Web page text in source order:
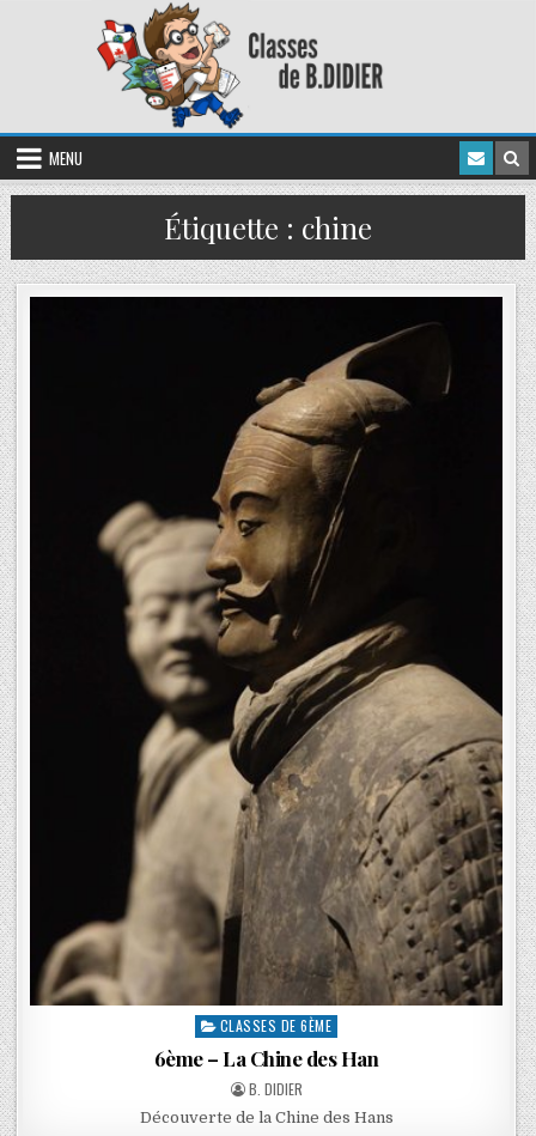
MENU
Étiquette : chine
CLASSES DE 6ÈME
6ème – La Chine des Han
B. DIDIER
Découverte de la Chine des Hans